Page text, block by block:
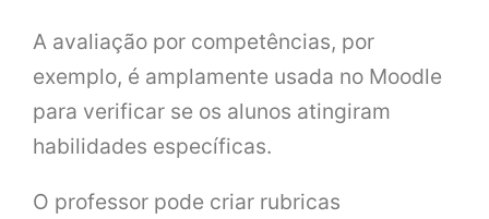
A avaliação por competências, por
exemplo, é amplamente usada no Moodle
para verificar se os alunos atingiram
habilidades específicas.
O professor pode criar rubricas